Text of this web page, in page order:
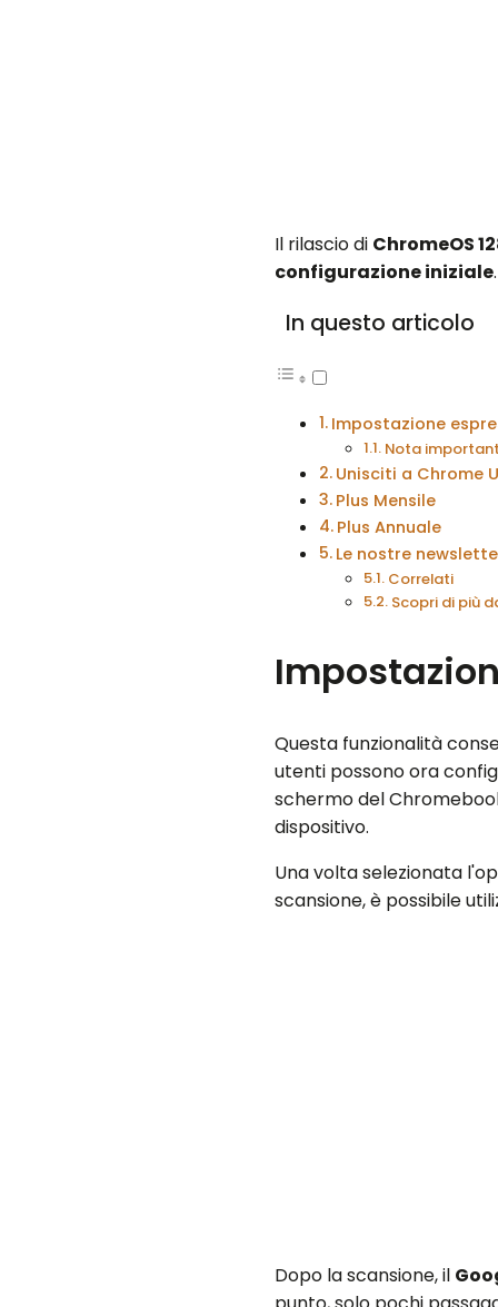
Il rilascio di ChromeOS
configurazione iniziale
In questo articolo
Impostazione
Nota
Unisciti a Chrome
Plus Mensile
Plus Annuale
Le nostre
Correlati
Scopri di più
Questa funzionalità
utenti possono ora
schermo del
dispositivo.
Una volta selezionata
scansione, è possibile
Dopo la scansione, il